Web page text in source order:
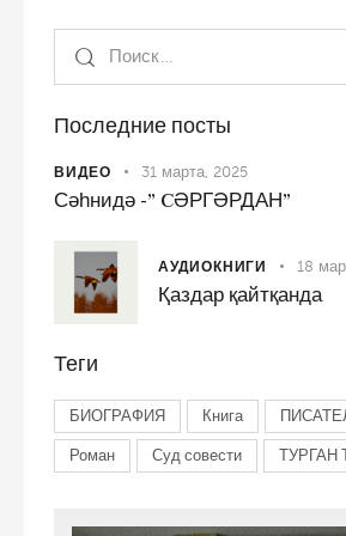
Последние посты
ВИДЕО 31 марта, 2025
Сәһнидә -” CӘРГӘРДАН”
АУДИОКНИГИ 18
Қаздар қайтқанда
Теги
БИОГРАФИЯ Книга
Роман Суд совести ТУРГАН